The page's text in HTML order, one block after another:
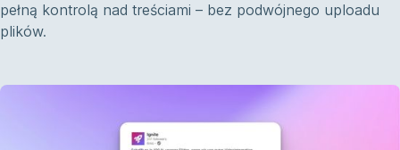
pełną kontrolą nad treściami – bez podwójnego uploadu
plików.